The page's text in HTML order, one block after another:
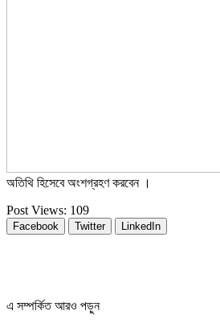
অতিথি হিসেবে অংশগ্রহণ করবেন ।
Post Views: 109
Facebook Twitter LinkedIn
এ সম্পর্কিত আরও পড়ুন